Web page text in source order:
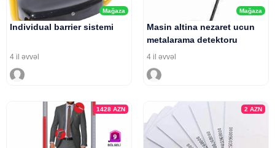
Mağaza
Individual barrier sistemi
4 il əvvəl
Mağaza
Masin altina nezaret ucun
metalarama detektoru
4 il əvvəl
1428AZN 2 AZN